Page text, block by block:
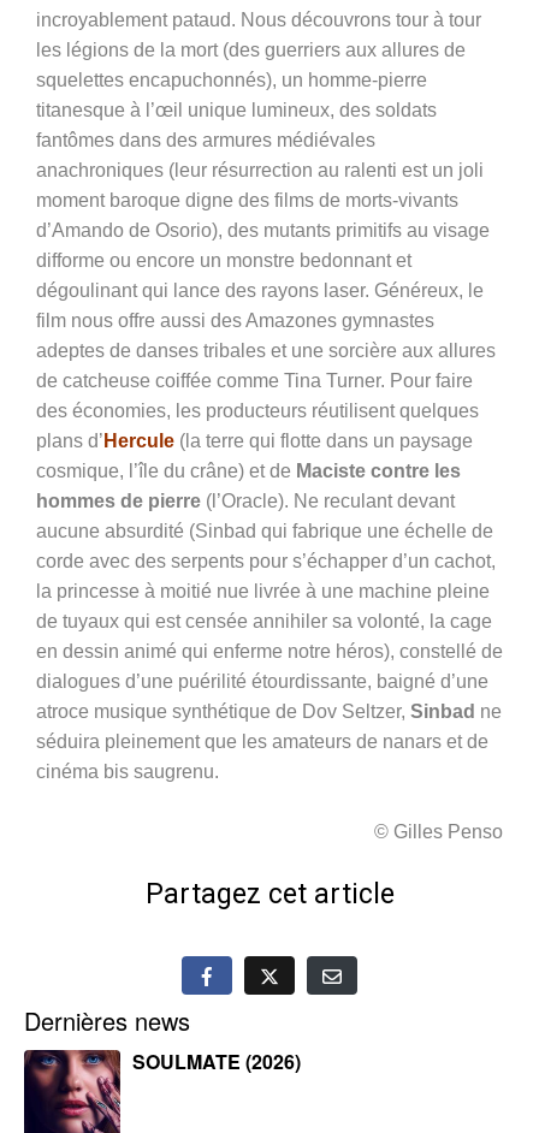
incroyablement pataud. Nous découvrons tour à tour
les légions de la mort (des guerriers aux allures de
squelettes encapuchonnés), un homme-pierre
titanesque à l’œil unique lumineux, des soldats
fantômes dans des armures médiévales
anachroniques (leur résurrection au ralenti est un joli
moment baroque digne des films de morts-vivants
d’Amando de Osorio), des mutants primitifs au visage
difforme ou encore un monstre bedonnant et
dégoulinant qui lance des rayons laser. Généreux, le
film nous offre aussi des Amazones gymnastes
adeptes de danses tribales et une sorcière aux allures
de catcheuse coiffée comme Tina Turner. Pour faire
des économies, les producteurs réutilisent quelques
plans d’ Hercule (la terre qui flotte dans un paysage
cosmique, l’île du crâne) et de Maciste contre les
hommes de pierre (l’Oracle). Ne reculant devant
aucune absurdité (Sinbad qui fabrique une échelle de
corde avec des serpents pour s’échapper d’un cachot,
la princesse à moitié nue livrée à une machine pleine
de tuyaux qui est censée annihiler sa volonté, la cage
en dessin animé qui enferme notre héros), constellé de
dialogues d’une puérilité étourdissante, baigné d’une
atroce musique synthétique de Dov Seltzer, Sinbad ne
séduira pleinement que les amateurs de nanars et de
cinéma bis saugrenu.
© Gilles Penso
Partagez cet article
Dernières news
SOULMATE (2026)